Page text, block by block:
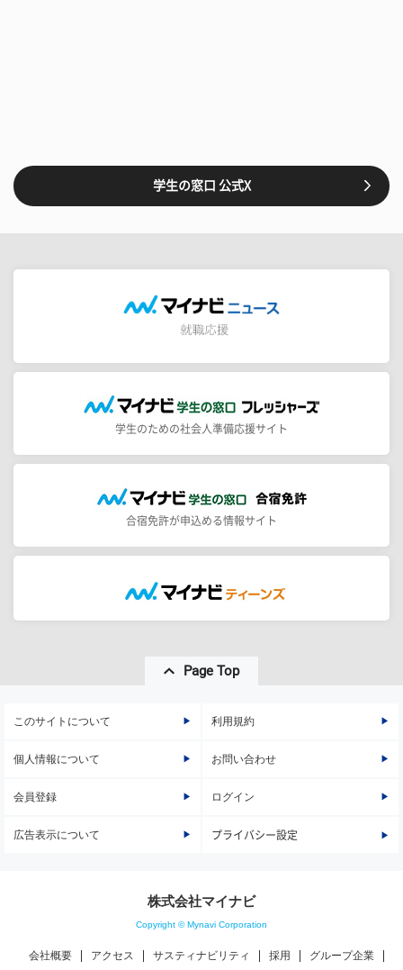
学生の窓口 公式X
学生のための社会人準備応援サイト
合宿免許が申込める情報サイト
Page Top
このサイトについて 利用規約
個人情報について お問い合わせ
会員登録 ログイン
広告表示について プライバシー設定
株式会社マイナビ
Copyright © Mynavi Corporation
会社概要 アクセス サスティナビリティ 採用 グループ企業